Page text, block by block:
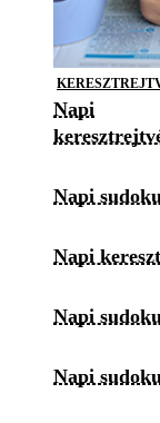
Napi
Napi
Napi
Napi
Napi